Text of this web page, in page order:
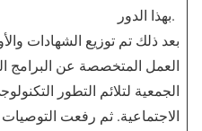
بهذا الدور.
بعد ذلك تم توزيع الشهادات
العمل المتخصصة عن البرامج
الجمعية لتلائم التطور
الاجتماعية. ثم رفعت التوصيات